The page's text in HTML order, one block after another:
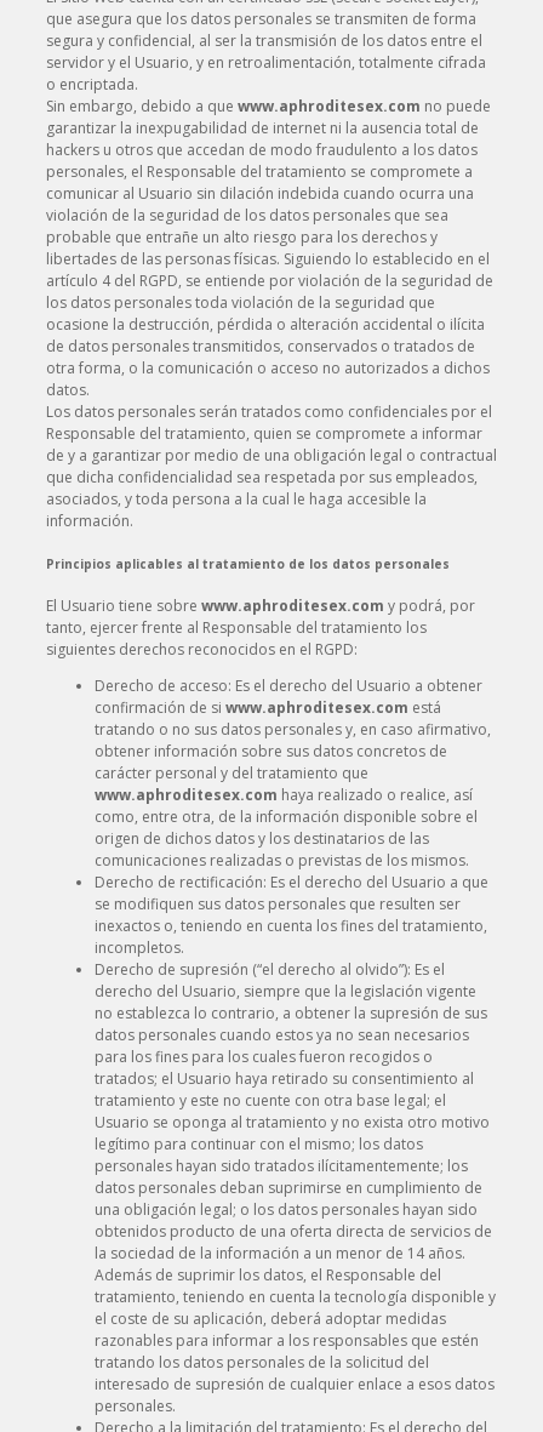
que asegura que los datos personales se transmiten de forma
segura y confidencial, al ser la transmisión de los datos entre el
servidor y el Usuario, y en retroalimentación, totalmente cifrada
o encriptada.
Sin embargo, debido a que www.aphroditesex.com no puede
garantizar la inexpugabilidad de internet ni la ausencia total de
hackers u otros que accedan de modo fraudulento a los datos
personales, el Responsable del tratamiento se compromete a
comunicar al Usuario sin dilación indebida cuando ocurra una
violación de la seguridad de los datos personales que sea
probable que entrañe un alto riesgo para los derechos y
libertades de las personas físicas. Siguiendo lo establecido en el
artículo 4 del RGPD, se entiende por violación de la seguridad de
los datos personales toda violación de la seguridad que
ocasione la destrucción, pérdida o alteración accidental o ilícita
de datos personales transmitidos, conservados o tratados de
otra forma, o la comunicación o acceso no autorizados a dichos
datos.
Los datos personales serán tratados como confidenciales por el
Responsable del tratamiento, quien se compromete a informar
de y a garantizar por medio de una obligación legal o contractual
que dicha confidencialidad sea respetada por sus empleados,
asociados, y toda persona a la cual le haga accesible la
información.
Principios aplicables al tratamiento de los datos personales
El Usuario tiene sobre www.aphroditesex.com y podrá, por
tanto, ejercer frente al Responsable del tratamiento los
siguientes derechos reconocidos en el RGPD:
Derecho de acceso: Es el derecho del Usuario a obtener
confirmación de si www.aphroditesex.com está
tratando o no sus datos personales y, en caso afirmativo,
obtener información sobre sus datos concretos de
carácter personal y del tratamiento que
www.aphroditesex.com haya realizado o realice, así
como, entre otra, de la información disponible sobre el
origen de dichos datos y los destinatarios de las
comunicaciones realizadas o previstas de los mismos.
Derecho de rectificación: Es el derecho del Usuario a que
se modifiquen sus datos personales que resulten ser
inexactos o, teniendo en cuenta los fines del tratamiento,
incompletos.
Derecho de supresión (“el derecho al olvido”): Es el
derecho del Usuario, siempre que la legislación vigente
no establezca lo contrario, a obtener la supresión de sus
datos personales cuando estos ya no sean necesarios
para los fines para los cuales fueron recogidos o
tratados; el Usuario haya retirado su consentimiento al
tratamiento y este no cuente con otra base legal; el
Usuario se oponga al tratamiento y no exista otro motivo
legítimo para continuar con el mismo; los datos
personales hayan sido tratados ilícitamentemente; los
datos personales deban suprimirse en cumplimiento de
una obligación legal; o los datos personales hayan sido
obtenidos producto de una oferta directa de servicios de
la sociedad de la información a un menor de 14 años.
Además de suprimir los datos, el Responsable del
tratamiento, teniendo en cuenta la tecnología disponible y
el coste de su aplicación, deberá adoptar medidas
razonables para informar a los responsables que estén
tratando los datos personales de la solicitud del
interesado de supresión de cualquier enlace a esos datos
personales.
Derecho a la limitación del tratamiento: Es el derecho del